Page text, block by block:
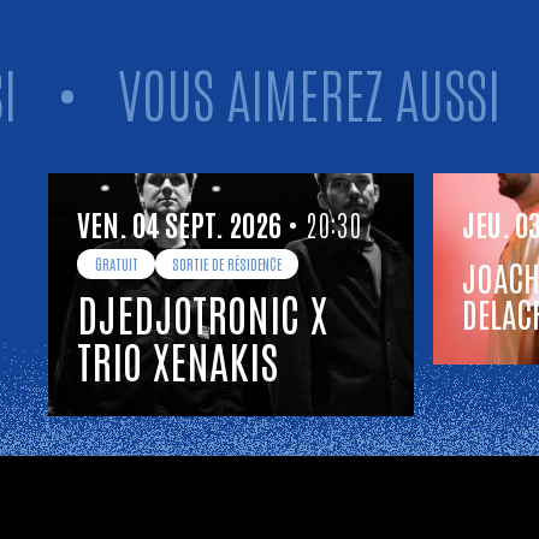
Vous aimerez aussi
VOUS AIMEREZ AUSSI •
VENDREDI
VEN. 04SEPTEMBRE
SEPT. 2026 • 20:30
GRATUIT SORTIE DE RÉSIDENCE
DJEDJOTRONIC X
TRIO XENAKIS
JEUDI
JEU.